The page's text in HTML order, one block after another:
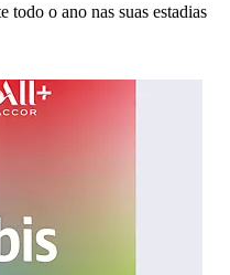
todo o ano nas suas estadias